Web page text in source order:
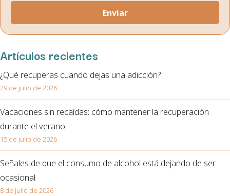
portabilidad y retirada de consentimiento de sus datos personales en la dirección de
correo electrónico. En la política de privacidad de la página web podrá ampliar está
información.
Artículos recientes
¿Qué recuperas cuando dejas una adicción?
29 de julio de 2026
Vacaciones sin recaídas: cómo mantener la recuperación
durante el verano
15 de julio de 2026
Señales de que el consumo de alcohol está dejando de ser
ocasional
8 de julio de 2026